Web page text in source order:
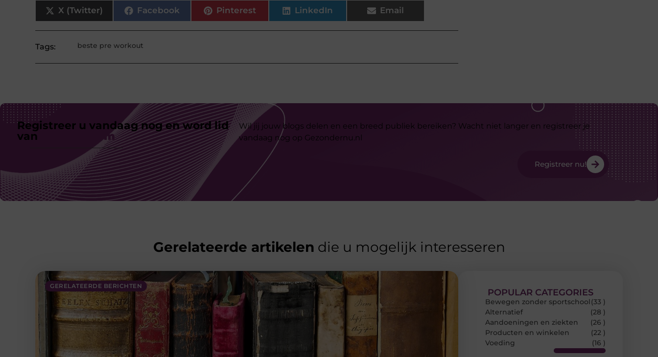
X (Twitter) Facebook Pinterest LinkedIn Email
Tags: beste pre workout
Registreer u vandaag nog en word lid
van
ons platform
Wil jij jouw blogs delen en een breed publiek bereiken? Wacht niet langer en registreer je
vandaag nog op Gezondernu.nl
Registreer nu!
Gerelateerde artikelen die u mogelijk interesseren
GERELATEERDE BERICHTEN
POPULAR CATEGORIES
Bewegen zonder sportschool(33 )
Alternatief
(28 )
Aandoeningen en ziekten
(26 )
Producten en winkelen
(22 )
Voeding
(16 )